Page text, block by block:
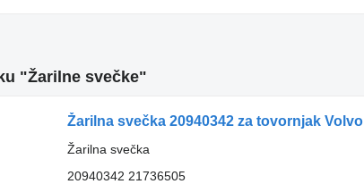
"Žarilne svečke"
Žarilna svečka 20940342 za tovornjak Volvo
Žarilna svečka
20940342 21736505